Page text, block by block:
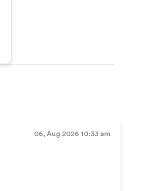
06, Aug 2026 10:33 am